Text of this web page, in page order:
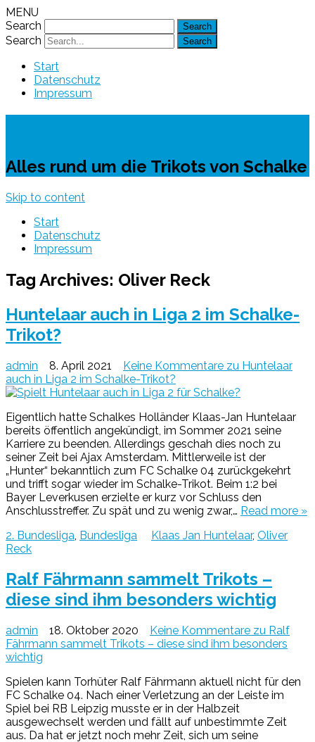
MENU
Search
Search
Start
Datenschutz
Impressum
Alles rund um die Trikots von Schalke
Skip to content
Start
Datenschutz
Impressum
Tag Archives: Oliver Reck
Huntelaar auch in Liga 2 im Schalke-
Trikot?
admin 8. April 2021 Keine Kommentare zu Huntelaar
auch in Liga 2 im Schalke-Trikot?
Eigentlich hatte Schalkes Holländer Klaas-Jan Huntelaar
bereits öffentlich angekündigt, im Sommer 2021 seine
Karriere zu beenden. Allerdings geschah dies noch zu
seiner Zeit bei Ajax Amsterdam. Mittlerweile ist der
„Hunter“ bekanntlich zum FC Schalke 04 zurückgekehrt
und trifft sogar wieder im Schalke-Trikot. Beim 1:2 bei
Bayer Leverkusen erzielte er kurz vor Schluss den
Anschlusstreffer. Zu spät und zu wenig zwar,… Read more »
2. Bundesliga Bundesliga Klaas Jan Huntelaar, Oliver
Reck
Ralf Fährmann sammelt Trikots –
diese sind ihm besonders wichtig
admin 18. Oktober 2020 Keine Kommentare zu Ralf
Fährmann sammelt Trikots – diese sind ihm besonders
wichtig
Spielen kann Torhüter Ralf Fährmann aktuell nicht für den
FC Schalke 04. Nach einer Verletzung an der Leiste im
Spiel bei RB Leipzig musste er in der Halbzeit
ausgewechselt werden und fällt auf unbestimmte Zeit
aus. Da hat er jetzt noch mehr Zeit, sich um seine